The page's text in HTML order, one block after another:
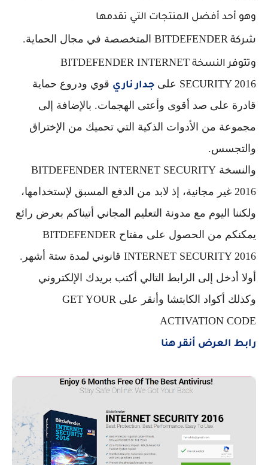
وهو أحد أفضل المنتجات التي تقدمها
شركة BITDEFENDER المتخصصة في مجال الحماية.
وتتوفر النسخة BITDEFENDER INTERNET
SECURITY 2016 على
جدار ناري قوي ودروع حماية
قادرة على صد أقوى وأعتى الهجمات. بالإضافة إلى
مجموعة من الأدوات الذكية التي تحميك من الإختراق
والتجسس.
والنسخة BITDEFENDER INTERNET SECURITY
2016 غير مجانية، إذ لابد من الدفع المسبق لإستخدامها،
ولكننا اليوم مع مدونة التعليم المجاني أتيناكم بعرض رائع
يمكنكم من الحصول على مفتاح BITDEFENDER
INTERNET SECURITY 2016 قانوني لمدة ستة أشهر.
أولا أدخل إلى الرابط التالي أكتب بريدك الإلكتروني
وكذلك أكواد الكابتشا وأنقر على GET YOUR
ACTIVATION CODE
رابط العرض أنقر هنا